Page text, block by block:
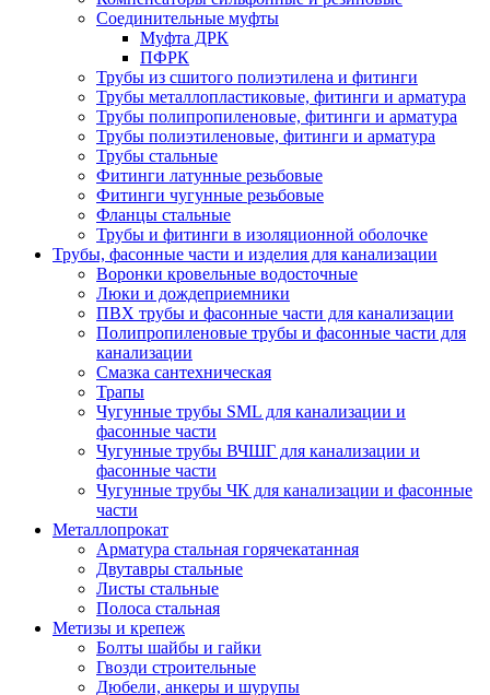
Соединительные муфты
Муфта ДРК
ПФРК
Трубы из сшитого полиэтилена и фитинги
Трубы металлопластиковые, фитинги и арматура
Трубы полипропиленовые, фитинги и арматура
Трубы полиэтиленовые, фитинги и арматура
Трубы стальные
Фитинги латунные резьбовые
Фитинги чугунные резьбовые
Фланцы стальные
Трубы и фитинги в изоляционной оболочке
Трубы, фасонные части и изделия для канализации
Воронки кровельные водосточные
Люки и дождеприемники
ПВХ трубы и фасонные части для канализации
Полипропиленовые трубы и фасонные части для
канализации
Смазка сантехническая
Трапы
Чугунные трубы SML для канализации и
фасонные части
Чугунные трубы ВЧШГ для канализации и
фасонные части
Чугунные трубы ЧК для канализации и фасонные
части
Металлопрокат
Арматура стальная горячекатанная
Двутавры стальные
Листы стальные
Полоса стальная
Метизы и крепеж
Болты шайбы и гайки
Гвозди строительные
Дюбели, анкеры и шурупы